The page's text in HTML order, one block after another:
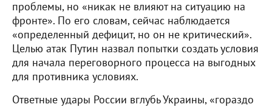
проблемы, но «никак не влияют на ситуацию на
фронте». По его словам, сейчас наблюдается
«определенный дефицит, но он не критический».
Целью атак Путин назвал попытки создать условия
для начала переговорного процесса на выгодных
для противника условиях.
Ответные удары России вглубь Украины, «гораздо